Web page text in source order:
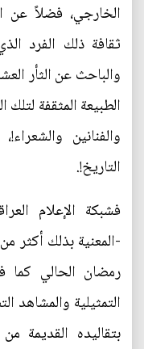
الخارجي، فضلاً عن
ثقافة ذلك الفرد
والباحث عن الثأر
الطبيعة المثقفة لتلك
والفنانين
التاريخ!.
فشبكة الإعلام
-المعنية بذلك أكثر
رمضان الحالي كما
التمثيلية والمشاهد
بتقاليده